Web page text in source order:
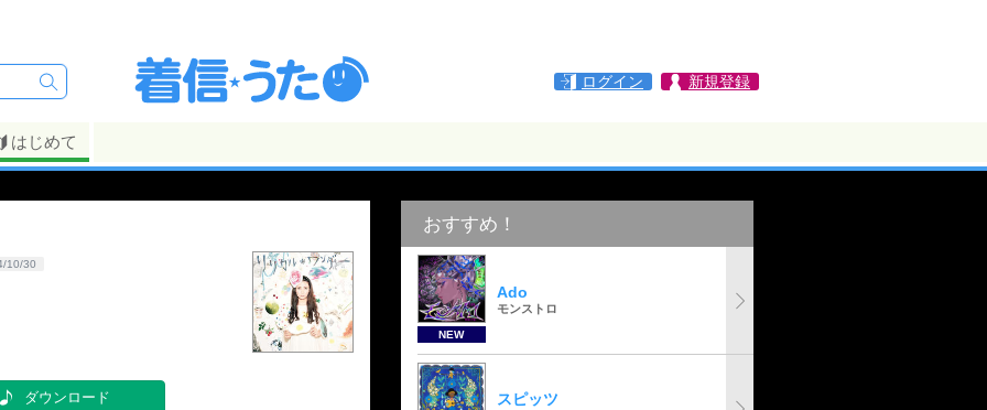
ログイン 新規登録
はじめて
10/30
ダウンロード
おすすめ！
NEW
Ado
モンストロ
スピッツ